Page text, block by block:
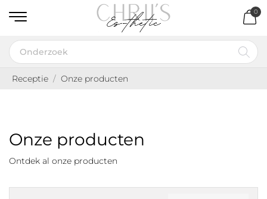
0
Receptie Onze producten
Onze producten
Ontdek al onze producten